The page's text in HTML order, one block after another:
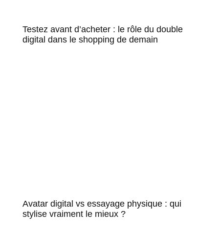
Testez avant d’acheter : le rôle du double
digital dans le shopping de demain
Avatar digital vs essayage physique : qui
stylise vraiment le mieux ?